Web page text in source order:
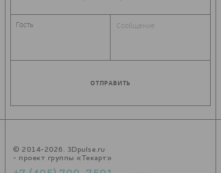
© 2014-2026. 3Dpulse.ru
- проект группы «Текарт»